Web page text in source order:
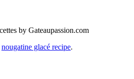
nougatine glacé recipe.